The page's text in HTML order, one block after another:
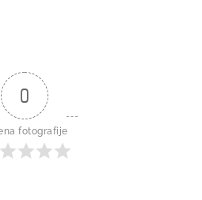
0
fotografije